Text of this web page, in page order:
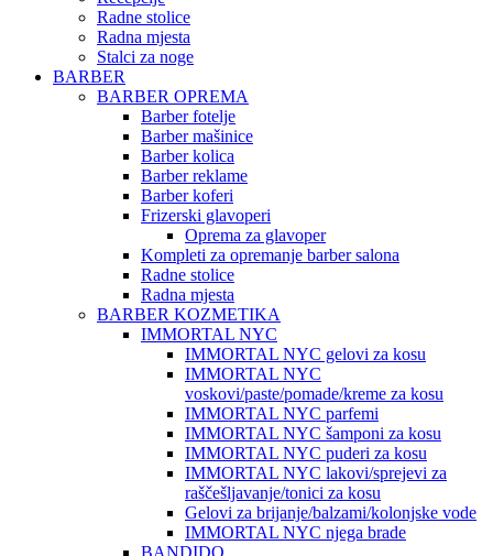
Radne stolice
Radna mjesta
Stalci za noge
BARBER
BARBER OPREMA
Barber fotelje
Barber mašinice
Barber kolica
Barber reklame
Barber koferi
Frizerski glavoperi
Oprema za glavoper
Kompleti za opremanje barber salona
Radne stolice
Radna mjesta
BARBER KOZMETIKA
IMMORTAL NYC
IMMORTAL NYC gelovi za kosu
IMMORTAL NYC
voskovi/paste/pomade/kreme za kosu
IMMORTAL NYC parfemi
IMMORTAL NYC šamponi za kosu
IMMORTAL NYC puderi za kosu
IMMORTAL NYC lakovi/sprejevi za
raščešljavanje/tonici za kosu
Gelovi za brijanje/balzami/kolonjske vode
IMMORTAL NYC njega brade
BANDIDO